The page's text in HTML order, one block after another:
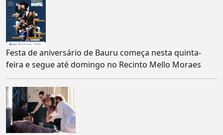
Festa de aniversário de Bauru começa nesta quinta-
feira e segue até domingo no Recinto Mello Moraes